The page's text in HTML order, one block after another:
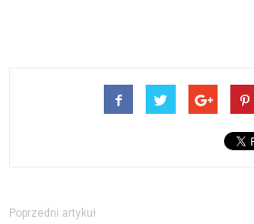
Poprzedni artykuł